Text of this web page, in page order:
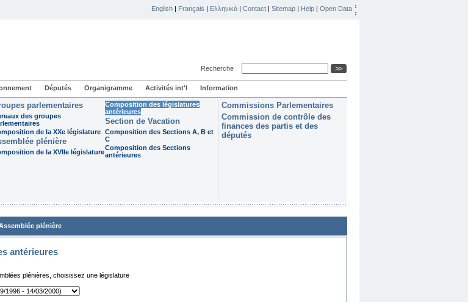
English | Français | Ελληνικά | Contact | Sitemap | Help | Open Data
Recherche
Députés Organigramme Activités int'l Information
parlementaires
des groupes
de la XXe législature
plénière
de la XVIIe législature
Composition des législatures
antérieures
Section de Vacation
Composition des Sections A, B et
C
Composition des Sections
antérieures
Commissions Parlementaires
Commission de contrôle des
finances des partis et des
députés
plénière
antérieures
plénières, choisissez une législature